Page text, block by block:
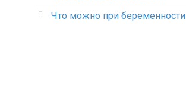
Что можно при беременности